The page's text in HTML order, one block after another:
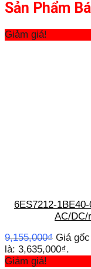
Sản Phẩm
Giảm giá!
6ES7212-
AC/DC/
9,155,000₫ Giá
là: 3,635,000₫.
Giảm giá!